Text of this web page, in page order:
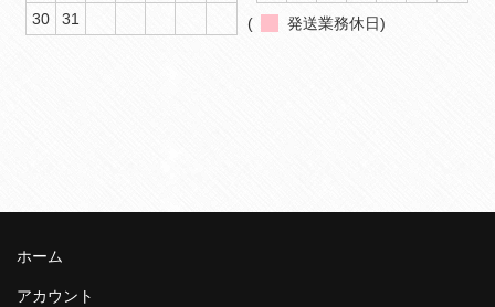
30
31 ( 発送業務休日)
ホーム
アカウント